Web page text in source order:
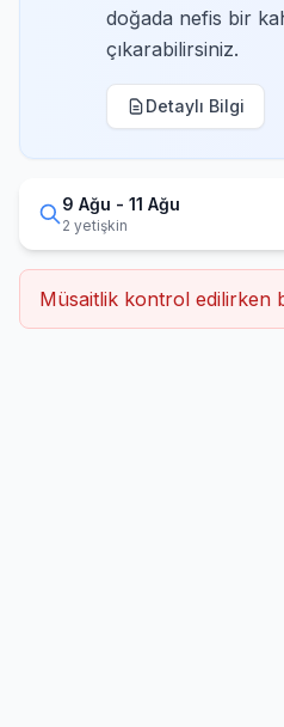
doğada nefis bir
çıkarabilirsiniz.
Detaylı Bilgi
9 Ağu - 11 Ağu
2 yetişkin
Müsaitlik kontrol edilirken